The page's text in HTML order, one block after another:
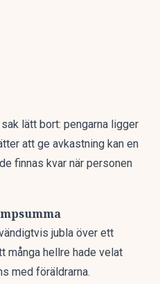
lätt bort: pengarna ligger
att ge avkastning kan en
finnas kvar när personen
jubla över ett
många hellre hade velat
med föräldrarna.